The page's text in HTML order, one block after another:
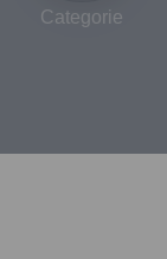
Categorie